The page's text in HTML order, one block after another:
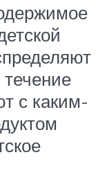
с каким-